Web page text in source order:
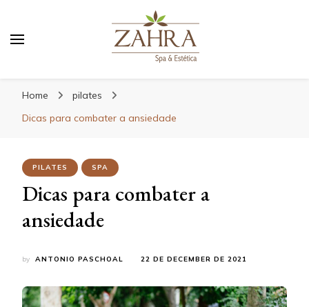
e relaxamento
Home
pilates
Dicas para combater a ansiedade
PILATES SPA
Dicas para combater a
ansiedade
by ANTONIO PASCHOAL 22 DE DECEMBER DE 2021